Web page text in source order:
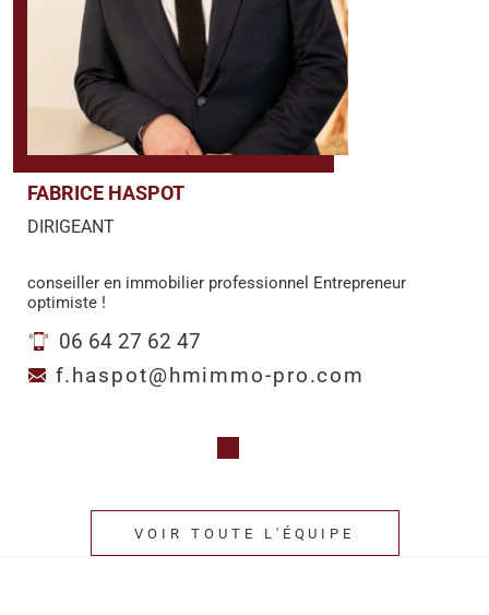
FABRICE HASPOT
DIRIGEANT
conseiller en immobilier professionnel Entrepreneur
optimiste !
06 64 27 62 47
f.haspot@hmimmo-pro.com
VOIR TOUTE L'ÉQUIPE